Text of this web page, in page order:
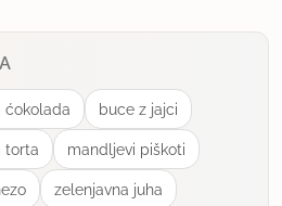
ćokolada buce z jajci
torta mandljevi piškoti
zelenjavna juha